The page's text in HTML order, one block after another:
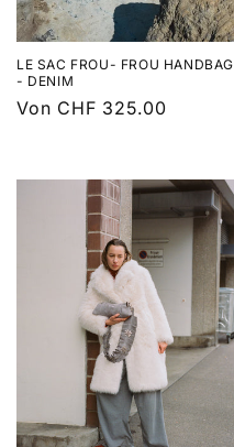
LE SAC FROU- FROU HANDBAG
- DENIM
Normaler
Von CHF 325.00